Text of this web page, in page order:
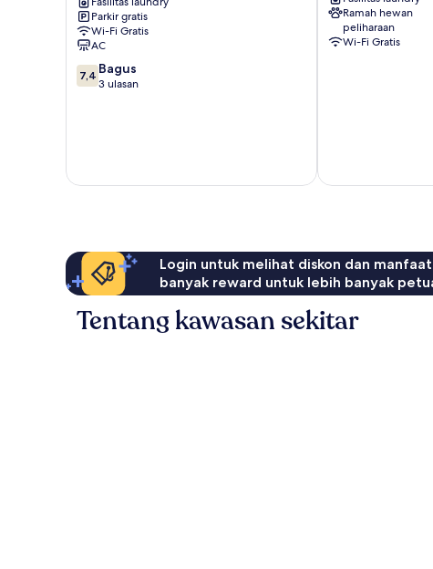
View
Skyline
Southbank
Parkir gratis
Wi-Fi Gratis
AC
7.4
dari
7,4 Bagus
3 ulasan
Ramah hewan
peliharaan
Wi-Fi Gratis
Login untuk melihat diskon dan
banyak reward untuk lebih banyak
Tentang kawasan sekitar